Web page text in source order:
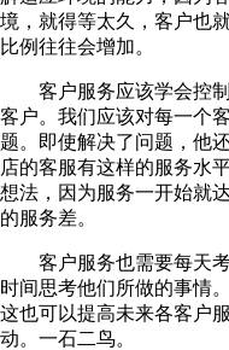
境，就得等太久，客户也
比例往往会增加。
客户服务应该学会控制
客户。我们应该对每一个
题。即使解决了问题，他
店的客服有这样的服务水
想法，因为服务一开始就
的服务差。
客户服务也需要每天考
时间思考他们所做的事情
这也可以提高未来各客户
动。一石二鸟。